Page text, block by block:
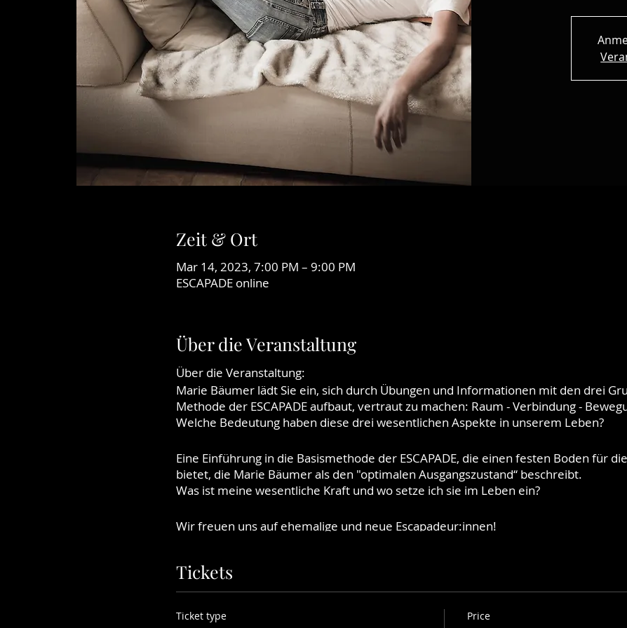
Zeit & Ort
Mar 14, 2023, 7:00 PM – 9:00 PM
ESCAPADE online
Über die Veranstaltung
Über die Veranstaltung:
Marie Bäumer lädt Sie ein, sich durch Übungen und Informationen mit den drei
Methode der ESCAPADE aufbaut, vertraut zu machen: Raum - Verbindung -
Welche Bedeutung haben diese drei wesentlichen Aspekte in unserem Leben?
Eine Einführung in die Basismethode der ESCAPADE, die einen festen Boden für
bietet, die Marie Bäumer als den "optimalen Ausgangszustand“ beschreibt.
Was ist meine wesentliche Kraft und wo setze ich sie im Leben ein?
Wir freuen uns auf ehemalige und neue Escapadeur:innen!
Die Termine finden online und von Marie Bäumer persönlich angeleitet statt.
Termine:
07. März 2023
Tickets
Ticket type Price